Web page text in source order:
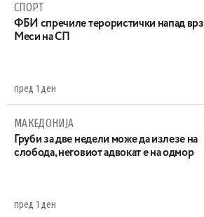
СПОРТ
ФБИ спречиле терористички напад врз
Меси на СП
пред 1 ден
МАКЕДОНИЈА
Груби за две недели може да излезе на
слобода, неговиот адвокат е на одмор
пред 1 ден